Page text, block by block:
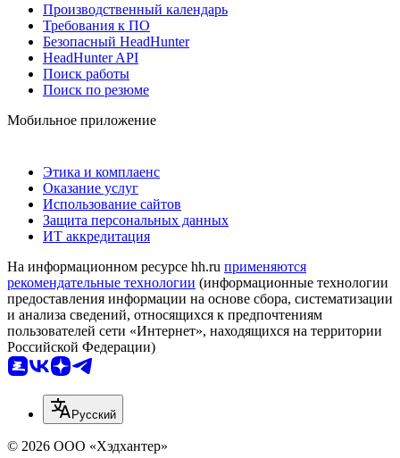
Производственный календарь
Требования к ПО
Безопасный HeadHunter
HeadHunter API
Поиск работы
Поиск по резюме
Мобильное приложение
Этика и комплаенс
Оказание услуг
Использование сайтов
Защита персональных данных
ИТ аккредитация
На информационном ресурсе hh.ru применяются
рекомендательные технологии (информационные технологии
предоставления информации на основе сбора, систематизации
и анализа сведений, относящихся к предпочтениям
пользователей сети «Интернет», находящихся на территории
Российской Федерации)
Русский
© 2026 ООО «Хэдхантер»